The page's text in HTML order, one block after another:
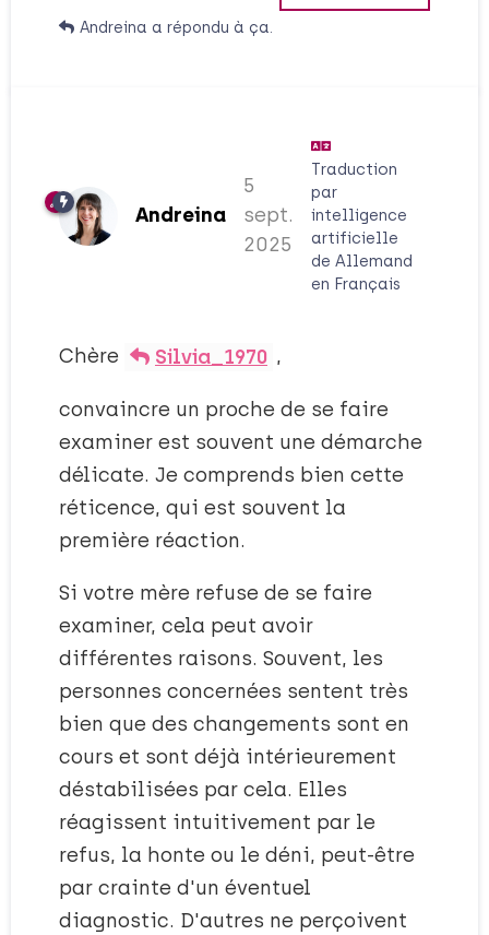
Andreina a répondu à ça.
Andreina
5
sept.
2025
Traduction
par
intelligence
artificielle
de Allemand
en Français
Chère Silvia_1970 ,
convaincre un proche de se faire
examiner est souvent une démarche
délicate. Je comprends bien cette
réticence, qui est souvent la
première réaction.
Si votre mère refuse de se faire
examiner, cela peut avoir
différentes raisons. Souvent, les
personnes concernées sentent très
bien que des changements sont en
cours et sont déjà intérieurement
déstabilisées par cela. Elles
réagissent intuitivement par le
refus, la honte ou le déni, peut-être
par crainte d'un éventuel
diagnostic. D'autres ne perçoivent